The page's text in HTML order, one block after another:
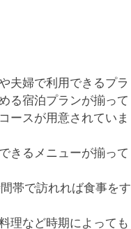
夫婦で利用できるプラ
る宿泊プランが揃って
ースが用意されていま
きるメニューが揃って
帯で訪れれば食事をす
理など時期によっても